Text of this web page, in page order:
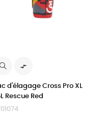

d'élagage Cross Pro XL
Rescue Red